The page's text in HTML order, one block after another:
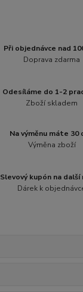
Při objednávce nad
Doprava zdarma
Odesíláme do 1-2
Zboží skladem
Na výměnu máte 30
Výměna zboží
Slevový kupón na další
Dárek k